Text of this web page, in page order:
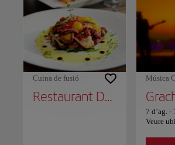
Cuina de fusió
Restaurant De Kas
Música
7 d’ag. -